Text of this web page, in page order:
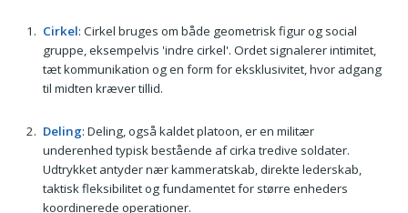
Cirkel: Cirkel bruges om både geometrisk figur og social
gruppe, eksempelvis 'indre cirkel'. Ordet signalerer intimitet,
tæt kommunikation og en form for eksklusivitet, hvor adgang
til midten kræver tillid.
Deling: Deling, også kaldet platoon, er en militær
underenhed typisk bestående af cirka tredive soldater.
Udtrykket antyder nær kammeratskab, direkte lederskab,
taktisk fleksibilitet og fundamentet for større enheders
koordinerede operationer.